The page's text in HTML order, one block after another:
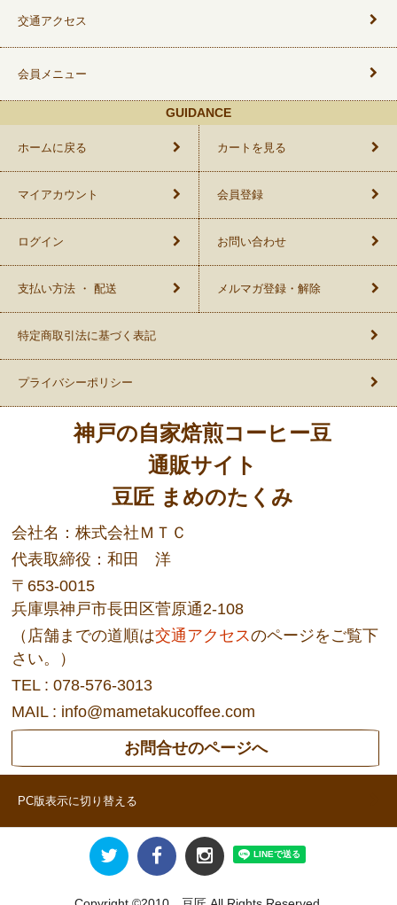
交通アクセス
会員メニュー
GUIDANCE
ホームに戻る カートを見る
マイアカウント 会員登録
ログイン お問い合わせ
支払い方法 ・ 配送 メルマガ登録・解除
特定商取引法に基づく表記
プライバシーポリシー
神戸の自家焙煎コーヒー豆
通販サイト
豆匠 まめのたくみ
会社名：株式会社ＭＴＣ
代表取締役：和田 洋
〒653-0015
兵庫県神戸市長田区菅原通2-108
（店舗までの道順は交通アクセスのページをご覧下
さい。）
TEL : 078-576-3013
MAIL : info@mametakucoffee.com
お問合せのページへ
PC版表示に切り替える